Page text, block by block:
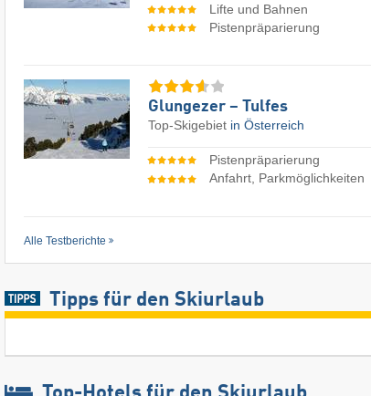
Lifte und Bahnen
Pistenpräparierung
Glungezer – Tulfes
Top-Skigebiet in Österreich
Pistenpräparierung
Anfahrt, Parkmöglichkeiten
Alle Testberichte
Tipps für den Skiurlaub